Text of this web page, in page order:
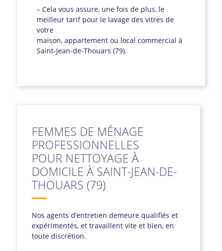
– Cela vous assure, une fois de plus, le
meilleur tarif pour le lavage des vitres de
votre
maison, appartement ou local commercial à
Saint-Jean-de-Thouars (79).
FEMMES DE MÉNAGE
PROFESSIONNELLES
POUR NETTOYAGE À
DOMICILE À SAINT-JEAN-DE-
THOUARS (79)
Nos agents d’entretien demeure qualifiés et
expérimentés, et travaillent vite et bien, en
toute discrétion.